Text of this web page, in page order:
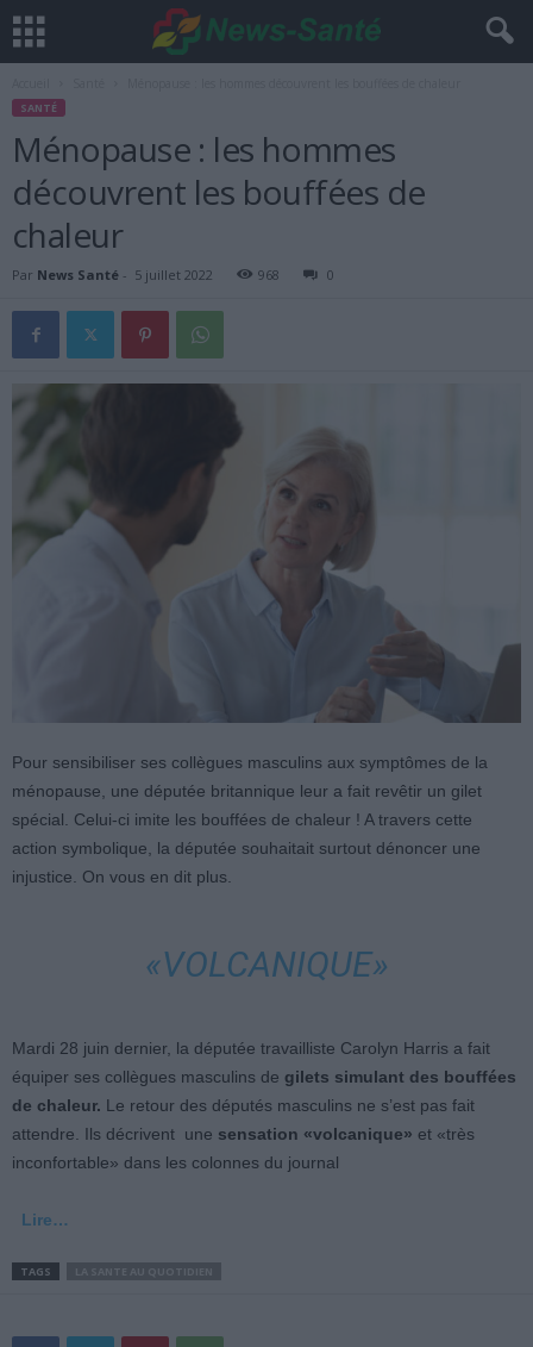
SANTÉ
Ménopause : les hommes
découvrent les bouffées de
chaleur
Par News Santé - 5 juillet 2022 968 0
Pour sensibiliser ses collègues masculins aux symptômes de la
ménopause, une députée britannique leur a fait revêtir un gilet
spécial. Celui-ci imite les bouffées de chaleur ! A travers cette
action symbolique, la députée souhaitait surtout dénoncer une
injustice. On vous en dit plus.
«VOLCANIQUE»
Mardi 28 juin dernier, la députée travailliste Carolyn Harris a fait
équiper ses collègues masculins de gilets simulant des bouffées
de chaleur. Le retour des députés masculins ne s’est pas fait
attendre. Ils décrivent une sensation «volcanique» et «très
inconfortable» dans les colonnes du journal
Lire…
TAGS